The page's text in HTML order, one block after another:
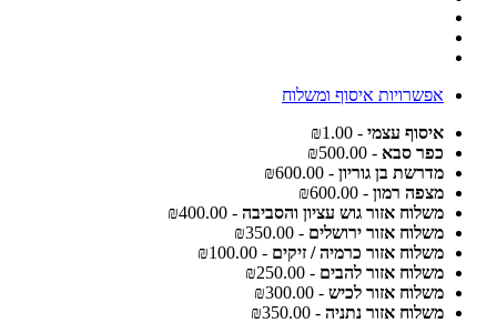
אפשרויות איסוף ומשלוח
איסוף עצמי - ₪1.00
כפר סבא - ₪500.00
מדרשת בן גוריון - ₪600.00
מצפה רמון - ₪600.00
משלוח אזור גוש עציון והסביבה - ₪400.00
משלוח אזור ירושלים - ₪350.00
משלוח אזור כרמיה / זיקים - ₪100.00
משלוח אזור להבים - ₪250.00
משלוח אזור לכיש - ₪300.00
משלוח אזור נתניה - ₪350.00